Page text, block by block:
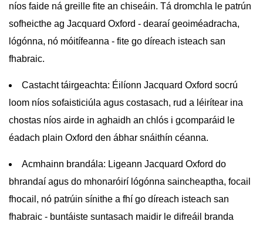
níos faide ná greille fite an chiseáin. Tá dromchla le patrún
sofheicthe ag Jacquard Oxford - dearaí geoiméadracha,
lógónna, nó móitífeanna - fite go díreach isteach san
fhabraic.
Castacht táirgeachta: Éilíonn Jacquard Oxford socrú
loom níos sofaisticiúla agus costasach, rud a léirítear ina
chostas níos airde in aghaidh an chlós i gcomparáid le
éadach plain Oxford den ábhar snáithín céanna.
Acmhainn brandála: Ligeann Jacquard Oxford do
bhrandaí agus do mhonaróirí lógónna saincheaptha, focail
fhocail, nó patrúin sínithe a fhí go díreach isteach san
fhabraic - buntáiste suntasach maidir le difreáil branda